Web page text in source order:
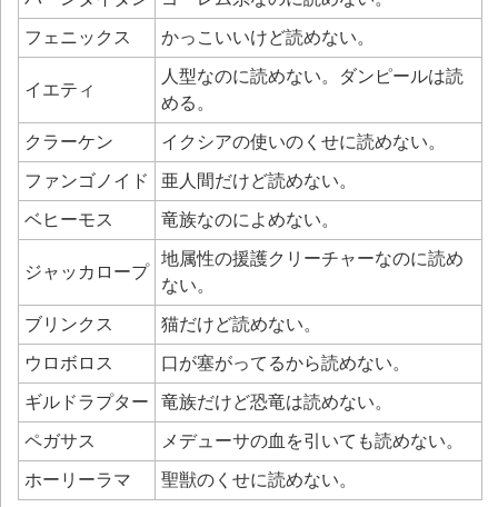
フェニックス かっこいいけど読めない。
イエティ
人型なのに読めない。ダンピールは読
める。
クラーケン イクシアの使いのくせに読めない。
ファンゴノイド 亜人間だけど読めない。
ベヒーモス 竜族なのによめない。
ジャッカロープ
地属性の援護クリーチャーなのに読め
ない。
ブリンクス 猫だけど読めない。
ウロボロス 口が塞がってるから読めない。
ギルドラプター 竜族だけど恐竜は読めない。
ペガサス メデューサの血を引いても読めない。
ホーリーラマ 聖獣のくせに読めない。